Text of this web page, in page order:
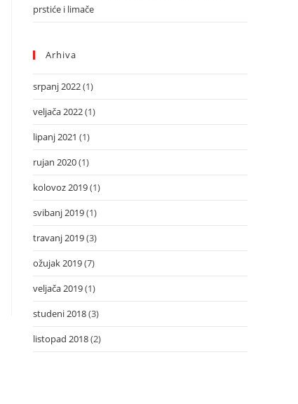
prstiće i limače
Arhiva
srpanj 2022(1)
veljača 2022(1)
lipanj 2021 (1)
rujan 2020(1)
kolovoz 2019(1)
svibanj 2019(1)
travanj 2019(3)
ožujak 2019(7)
veljača 2019(1)
studeni 2018(3)
listopad 2018(2)